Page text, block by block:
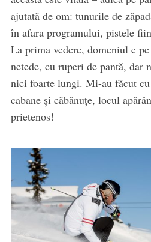
ajutată de om: tunurile de
în afara programului, pistele
La prima vedere, domeniul e
netede, cu ruperi de pantă, dar
nici foarte lungi. Mi-au făcut
cabane şi căbănuţe, locul
prietenos!